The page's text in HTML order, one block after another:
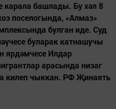
карала башлады. Бу хәл 8
поселогында, «Алмаз»
булган иде. Суд
буларак катнашучы
ярдәмчесе Илдар
арасында низаг
килеп чыккан. РФ Җинаять